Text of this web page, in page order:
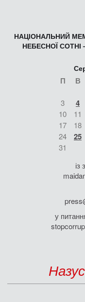
НАЦІОНАЛЬНИЙ
НЕБЕСНОЇ СОТНІ
П В
3 4
10
11
17
18
24
25
31
із
у